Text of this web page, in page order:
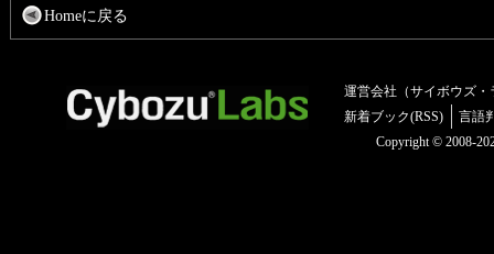
Homeに戻る
運営会社（サイボウズ・
新着ブック(RSS)
言語
Copyright © 2008-